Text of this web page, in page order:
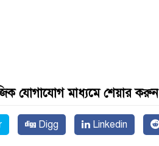
যোগাযোগ মাধ্যমে শেয়ার করুন
Digg Linkedin